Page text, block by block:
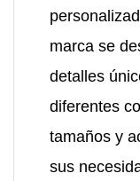
marca se
detalles
diferentes
tamaños y
sus